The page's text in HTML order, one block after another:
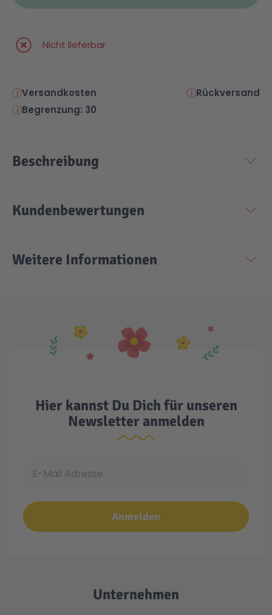
Nicht lieferbar
Versandkosten
Rückversand
Begrenzung: 30
Beschreibung
Kundenbewertungen
Weitere Informationen
Hier kannst Du Dich für unseren
Newsletter anmelden
Anmelden
Unternehmen